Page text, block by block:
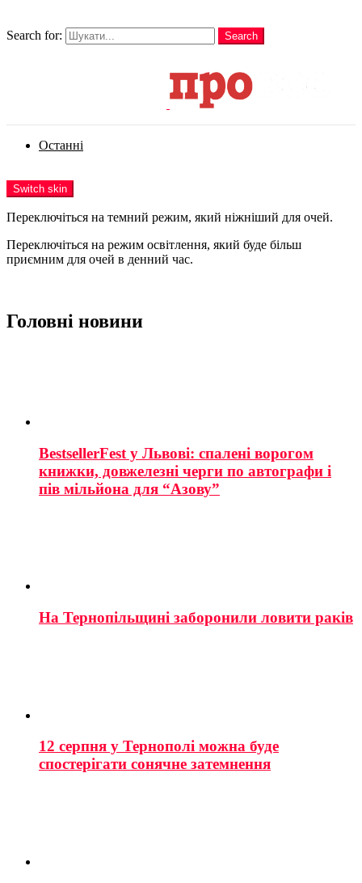
Search for:
Search
Останні
Switch skin
Переключіться на темний режим, який ніжніший для очей.
Переключіться на режим освітлення, який буде більш
приємним для очей в денний час.
Головні новини
BestsellerFest у Львові: спалені ворогом
книжки, довжелезні черги по автографи і
пів мільйона для “Азову”
На Тернопільщині заборонили ловити раків
12 серпня у Тернополі можна буде
спостерігати сонячне затемнення